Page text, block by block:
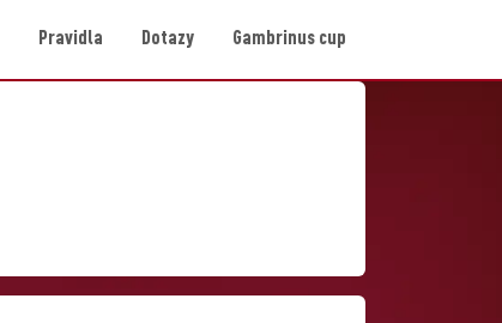
Pravidla Dotazy Gambrinus cup